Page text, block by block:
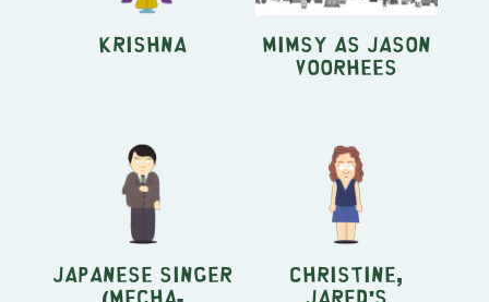
Krishna Mimsy as Jason
Voorhees
Japanese Singer
(Mecha-
Christine,
Jared's